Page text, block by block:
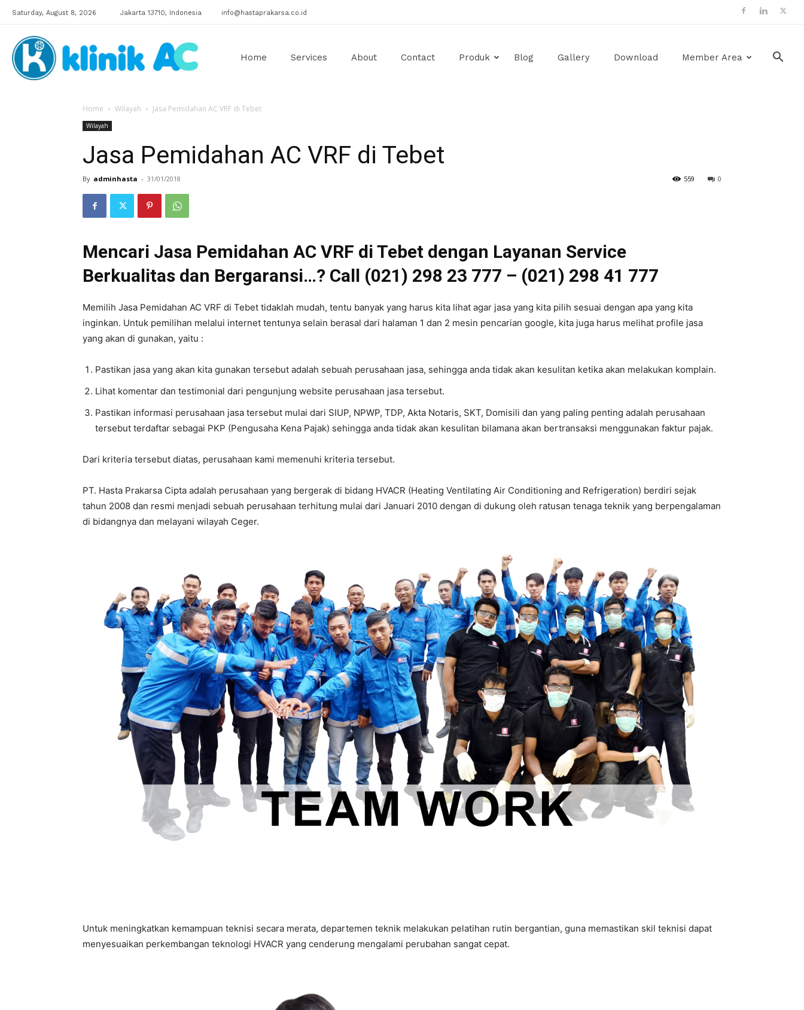
Saturday, August 8, 2026 Jakarta 13710, Indonesia info@hastaprakarsa.co.id
Home Services About Contact Produk Blog Gallery Download Member Area
Home Wilayah Jasa Pemidahan AC VRF di Tebet
Wilayah
Jasa Pemidahan AC VRF di Tebet
By adminhasta - 31/01/2018 0
559
Mencari Jasa Pemidahan AC VRF di Tebet dengan Layanan Service
Berkualitas dan Bergaransi…? Call (021) 298 23 777 – (021) 298 41 777
Memilih Jasa Pemidahan AC VRF di Tebet tidaklah mudah, tentu banyak yang harus kita lihat agar jasa yang kita pilih sesuai dengan apa yang kita
inginkan. Untuk pemilihan melalui internet tentunya selain berasal dari halaman 1 dan 2 mesin pencarian google, kita juga harus melihat profile jasa
yang akan di gunakan, yaitu :
Pastikan jasa yang akan kita gunakan tersebut adalah sebuah perusahaan jasa, sehingga anda tidak akan kesulitan ketika akan melakukan komplain.
Lihat komentar dan testimonial dari pengunjung website perusahaan jasa tersebut.
Pastikan informasi perusahaan jasa tersebut mulai dari SIUP, NPWP, TDP, Akta Notaris, SKT, Domisili dan yang paling penting adalah perusahaan
tersebut terdaftar sebagai PKP (Pengusaha Kena Pajak) sehingga anda tidak akan kesulitan bilamana akan bertransaksi menggunakan faktur pajak.
Dari kriteria tersebut diatas, perusahaan kami memenuhi kriteria tersebut.
PT. Hasta Prakarsa Cipta adalah perusahaan yang bergerak di bidang HVACR (Heating Ventilating Air Conditioning and Refrigeration) berdiri sejak
tahun 2008 dan resmi menjadi sebuah perusahaan terhitung mulai dari Januari 2010 dengan di dukung oleh ratusan tenaga teknik yang berpengalaman
di bidangnya dan melayani wilayah Ceger.
Untuk meningkatkan kemampuan teknisi secara merata, departemen teknik melakukan pelatihan rutin bergantian, guna memastikan skil teknisi dapat
menyesuaikan perkembangan teknologi HVACR yang cenderung mengalami perubahan sangat cepat.